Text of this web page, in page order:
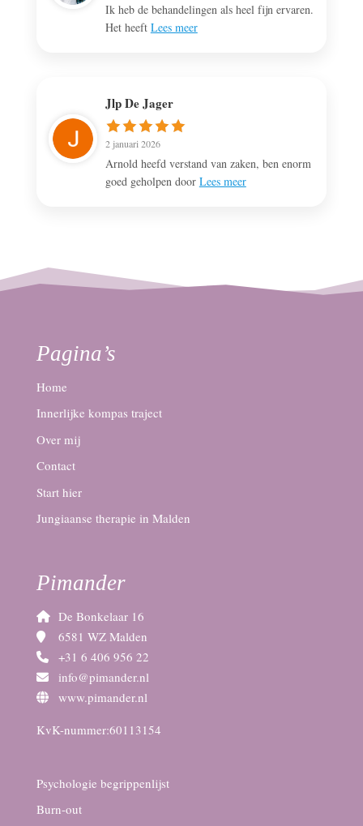
Ik heb de behandelingen als heel fijn ervaren.
Het heeft Lees meer
Jlp De Jager
2 januari 2026
Arnold heefd verstand van zaken, ben enorm
goed geholpen door Lees meer
Pagina’s
Home
Innerlijke kompas traject
Over mij
Contact
Start hier
Jungiaanse therapie in Malden
Pimander
De Bonkelaar 16
6581 WZ Malden
+31 6 406 956 22
info@pimander.nl
www.pimander.nl
KvK-nummer:60113154
Psychologie begrippenlijst
Burn-out